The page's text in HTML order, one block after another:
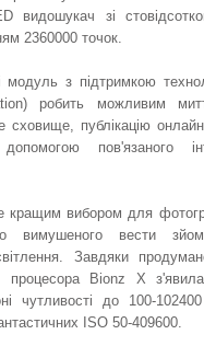
видошукач зі
2360000 точок.
з підтримкою
робить можливим
сховище, публікацію
пов'язаного
кращим вибором для
вимушеного вести
Завдяки
процесора Bionz X
чутливості до 100-
ISO 50-409600.